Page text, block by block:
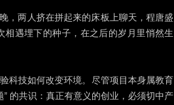
，两人挤在拼起来的床板上聊天，程唐盛
相遇埋下的种子，在之后的岁月里悄然生
科技如何改变环境。尽管项目本身属教育
的共识：真正有意义的创业，必须切中产